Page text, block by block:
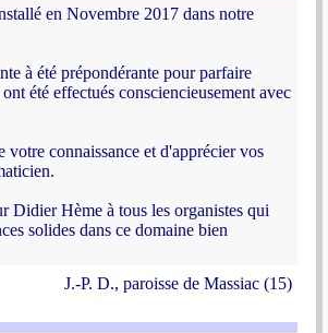
en Novembre 2017 dans notre
à été prépondérante pour parfaire
été effectués consciencieusement avec
connaissance et d'apprécier vos
Didier Hème à tous les organistes qui
solides dans ce domaine bien
J.-P. D., paroisse de Massiac (15)